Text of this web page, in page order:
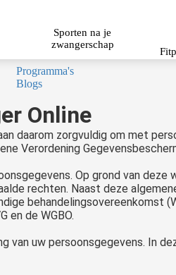
Sporten na je
zwangerschap
Programma's
Blogs
Online
daarom zorgvuldig om met
Verordening
Op grond van
rechten. Naast deze
behandelingsovereenkomst
en de WGBO.
van uw persoonsgegevens. In